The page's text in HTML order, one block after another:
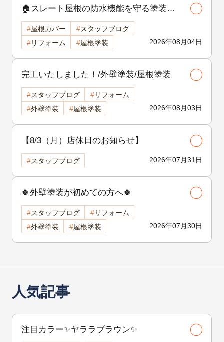
🏠スレート屋根の防水機能を守る塗装の
役割🏠/屋根塗装
2026年08月04日
屋根カバー
スタッフブログ
リフォーム
屋根塗装
完工いたしました！/外壁塗装/屋根塗装
2026年08月03日
スタッフブログ
リフォーム
外壁塗装
屋根塗装
【8/3（月）店休日のお知らせ】
2026年07月31日
スタッフブログ
🍀外壁塗装が初めての方へ🍀
2026年07月30日
スタッフブログ
リフォーム
外壁塗装
屋根塗装
人気記事
注目カラー✨ヤララブラウン✨